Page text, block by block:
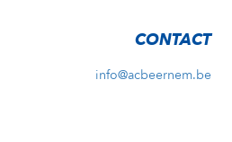
CONTACT
info@acbeernem.be